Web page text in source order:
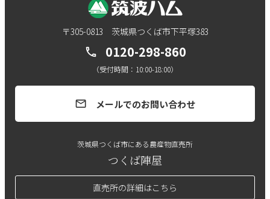
〒305-0813 茨城県つくば市下平塚383
call 0120-298-860
（受付時間：10:00-18:00）
mail メールでのお問い合わせ
茨城県つくば市にある農産物直売所
つくば陣屋
直売所の詳細はこちら